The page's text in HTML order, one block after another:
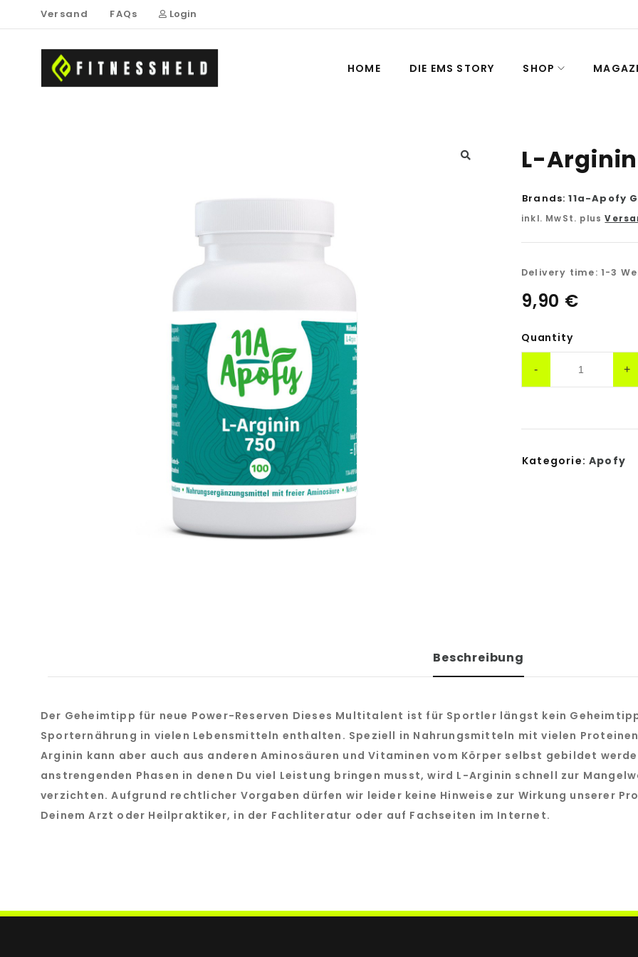
Versand FAQs Login
HOME DIE EMS STORY SHOP
L-Arginin
Brands: 11a-Apofy
inkl. MwSt. plus
Delivery time: 1-3
9,90 €
Quantity
Kategorie: Apofy
Beschreibung
Der Geheimtipp für neue Power-Reserven Dieses Multitalent ist für Sportler längst kein
Sporternährung in vielen Lebensmitteln enthalten. Speziell in Nahrungsmitteln mit vielen
Arginin kann aber auch aus anderen Aminosäuren und Vitaminen vom Körper selbst gebildet
anstrengenden Phasen in denen Du viel Leistung bringen musst, wird L-Arginin schnell zur
verzichten. Aufgrund rechtlicher Vorgaben dürfen wir leider keine Hinweise zur Wirkung unserer
Deinem Arzt oder Heilpraktiker, in der Fachliteratur oder auf Fachseiten im Internet.